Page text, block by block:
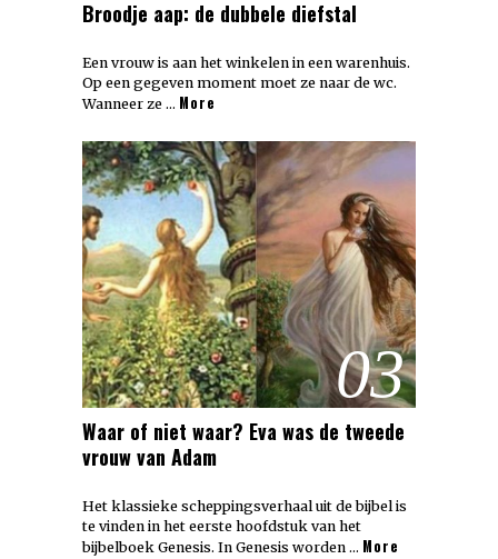
Broodje aap: de dubbele diefstal
Een vrouw is aan het winkelen in een warenhuis.
Op een gegeven moment moet ze naar de wc.
Wanneer ze … More
03
Waar of niet waar? Eva was de tweede
vrouw van Adam
Het klassieke scheppingsverhaal uit de bijbel is
te vinden in het eerste hoofdstuk van het
bijbelboek Genesis. In Genesis worden … More